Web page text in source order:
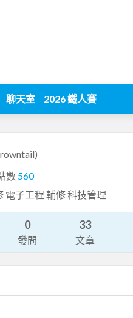
聊天室 2026 鐵人賽
數 560
電子工程 輔修 科技管理
0
發問
33
文章